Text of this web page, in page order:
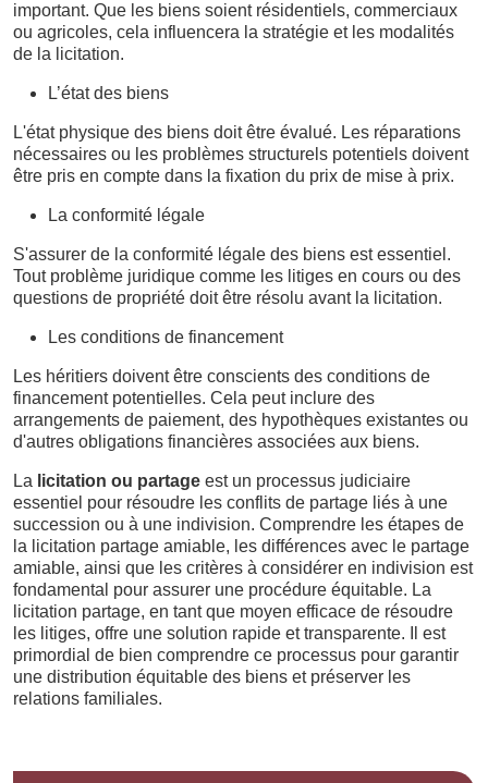
important. Que les biens soient résidentiels, commerciaux
ou agricoles, cela influencera la stratégie et les modalités
de la licitation.
L’état des biens
L'état physique des biens doit être évalué. Les réparations
nécessaires ou les problèmes structurels potentiels doivent
être pris en compte dans la fixation du prix de mise à prix.
La conformité légale
S'assurer de la conformité légale des biens est essentiel.
Tout problème juridique comme les litiges en cours ou des
questions de propriété doit être résolu avant la licitation.
Les conditions de financement
Les héritiers doivent être conscients des conditions de
financement potentielles. Cela peut inclure des
arrangements de paiement, des hypothèques existantes ou
d'autres obligations financières associées aux biens.
La licitation ou partage est un processus judiciaire
essentiel pour résoudre les conflits de partage liés à une
succession ou à une indivision. Comprendre les étapes de
la licitation partage amiable, les différences avec le partage
amiable, ainsi que les critères à considérer en indivision est
fondamental pour assurer une procédure équitable. La
licitation partage, en tant que moyen efficace de résoudre
les litiges, offre une solution rapide et transparente. Il est
primordial de bien comprendre ce processus pour garantir
une distribution équitable des biens et préserver les
relations familiales.